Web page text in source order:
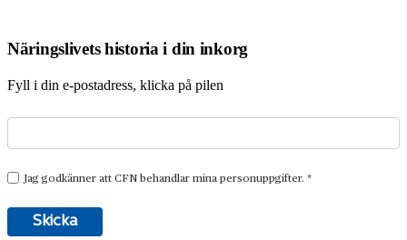
Näringslivets historia i din inkorg
Fyll i din e-postadress, klicka på pilen